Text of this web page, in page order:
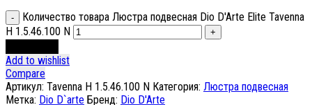
Количество товара Люстра подвесная Dio D'Arte Elite Tavenna
H 1.5.46.100 N
Add to wishlist
Compare
Артикул: Tavenna H 1.5.46.100 N Категория: Люстра подвесная
Метка: Dio D`arte Бренд: Dio D'Arte